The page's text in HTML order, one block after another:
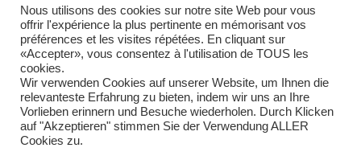
Garantie matériel
Conditions générales de vente
Livraison rapide
Plan du site
Nous utilisons des cookies sur notre site Web pour vous
offrir l'expérience la plus pertinente en mémorisant vos
préférences et les visites répétées. En cliquant sur
«Accepter», vous consentez à l'utilisation de TOUS les
cookies.
Wir verwenden Cookies auf unserer Website, um Ihnen die
relevanteste Erfahrung zu bieten, indem wir uns an Ihre
Vorlieben erinnern und Besuche wiederholen. Durch Klicken
auf "Akzeptieren" stimmen Sie der Verwendung ALLER
Cookies zu.